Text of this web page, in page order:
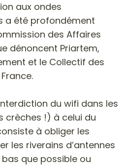
aux ondes
a été profondément
des Affaires
dénoncent Priartem,
et le Collectif des
du wifi dans les
crèches !) à celui du
à obliger les
les riverains d’antennes
que possible ou